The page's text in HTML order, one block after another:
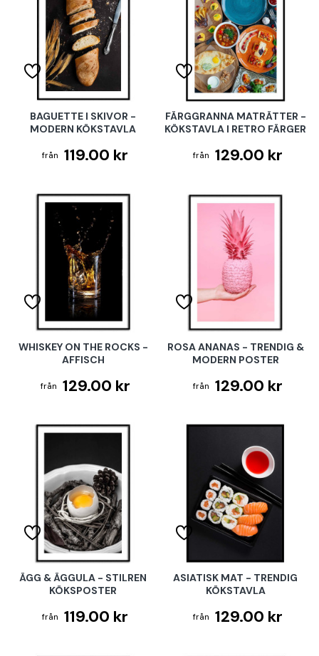
BAGUETTE I SKIVOR -
MODERN KÖKSTAVLA
119.00 kr
FÄRGGRANNA MATRÄTTER -
KÖKSTAVLA I RETRO FÄRGER
129.00 kr
WHISKEY ON THE ROCKS -
AFFISCH
129.00 kr
ROSA ANANAS - TRENDIG &
MODERN POSTER
129.00 kr
ÄGG & ÄGGULA - STILREN
KÖKSPOSTER
119.00 kr
ASIATISK MAT - TRENDIG
KÖKSTAVLA
129.00 kr